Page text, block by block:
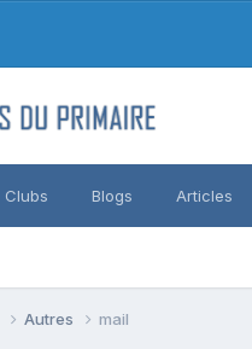
Clubs Blogs Articles
Autres mail